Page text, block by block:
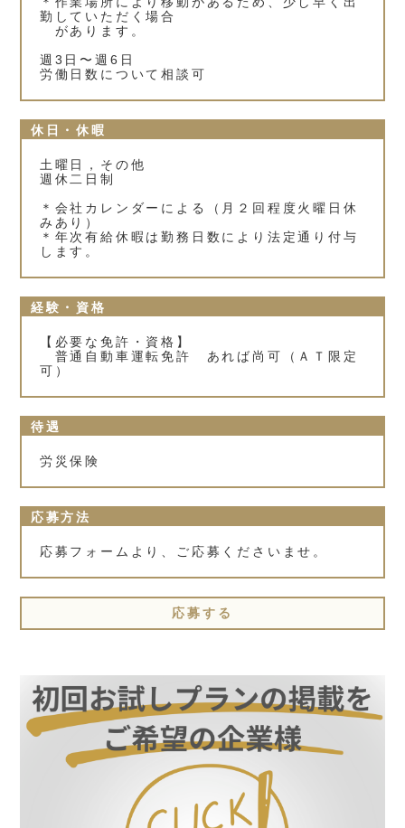
勤していただく場合
があります。
週3日〜週6日
労働日数について相談可
休日・休暇
土曜日，その他
週休二日制
＊会社カレンダーによる（月２回程度火曜日休
みあり）
＊年次有給休暇は勤務日数により法定通り付与
します。
経験・資格
【必要な免許・資格】
普通自動車運転免許 あれば尚可（ＡＴ限定
可）
待遇
労災保険
応募方法
応募フォームより、ご応募くださいませ。
応募する